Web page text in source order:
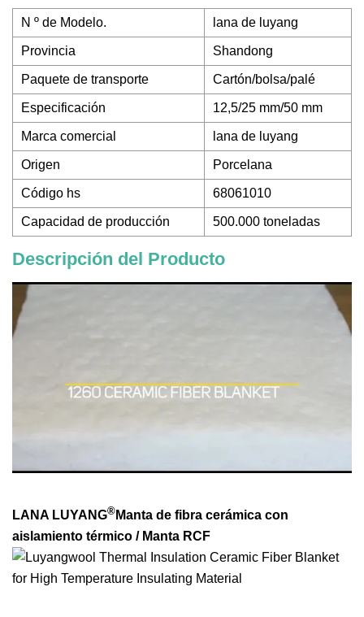
N º de Modelo. lana de luyang
Provincia Shandong
Paquete de transporte Cartón/bolsa/palé
Especificación 12,5/25 mm/50 mm
Marca comercial lana de luyang
Origen Porcelana
Código hs 68061010
Capacidad de producción 500.000 toneladas
Descripción del Producto
LANA LUYANG® Manta de fibra cerámica con
aislamiento térmico / Manta RCF